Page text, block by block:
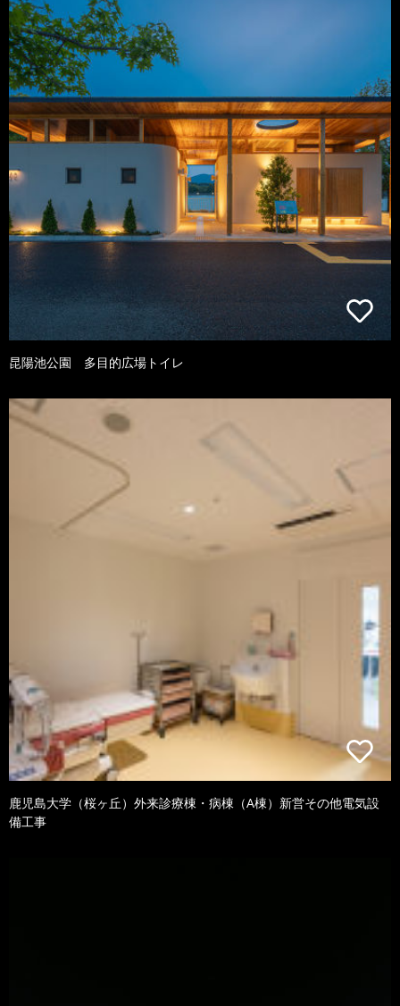
昆陽池公園 多目的広場トイレ
鹿児島大学（桜ヶ丘）外来診療棟・病棟（A棟）新営その他電気設
備工事